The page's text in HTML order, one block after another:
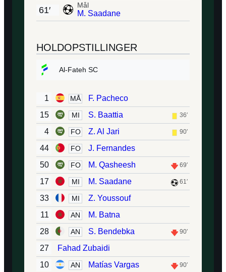
Mål
M. Saadane
61′
HOLDOPSTILLINGER
Al-Fateh SC
1 MÅ
F. Pacheco
15
MI S. Baattia 36′
4 FO Z. Al Jari 90′
44 FO
J. Fernandes
50
FO M. Qasheesh 69′
17 MI M. Saadane 61′
33 MI
Z. Youssouf
11
AN
M. Batna
28
AN S. Bendebka 90′
27
Fahad Zubaidi
10
AN Matías Vargas 90′